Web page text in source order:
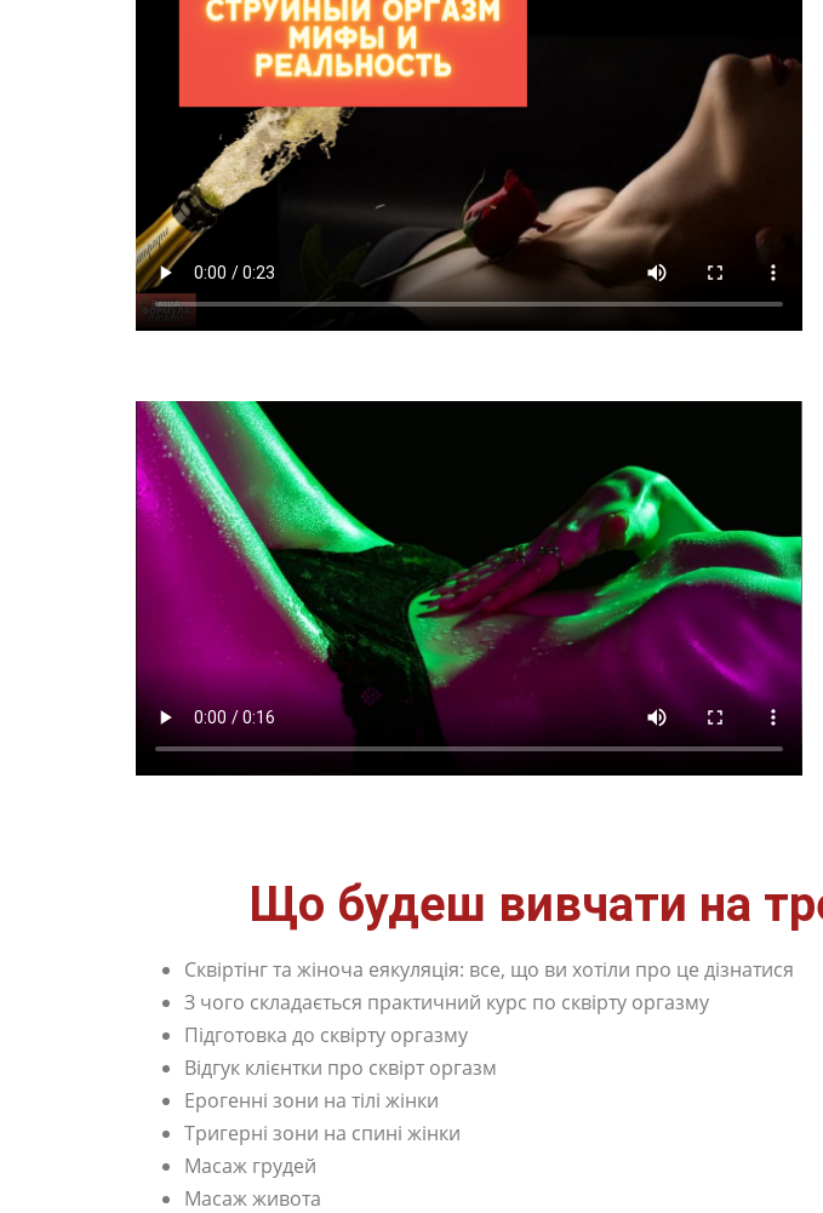
Що будеш вивчати на
Сквіртінг та жіноча еякуляція: все, що ви хотіли про це дізнатися
З чого складається практичний курс по сквірту оргазму
Підготовка до сквірту оргазму
Відгук клієнтки про сквірт оргазм
Ерогенні зони на тілі жінки
Тригерні зони на спині жінки
Масаж грудей
Масаж живота